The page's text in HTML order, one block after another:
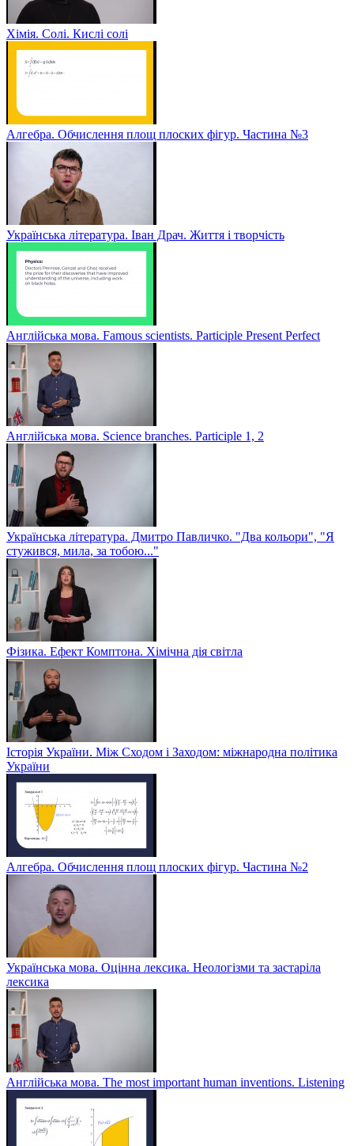
Хімія. Солі. Кислі солі
Алгебра. Обчислення площ плоских фігур. Частина №3
Українська література. Іван Драч. Життя і творчість
Англійська мова. Famous scientists. Participle Present Perfect
Англійська мова. Sсience branches. Participle 1, 2
Українська література. Дмитро Павличко. "Два кольори", "Я
стужився, мила, за тобою..."
Фізика. Ефект Комптона. Хімічна дія світла
Історія України. Між Сходом і Заходом: міжнародна політика
України
Алгебра. Обчислення площ плоских фігур. Частина №2
Українська мова. Оцінна лексика. Неологізми та застаріла
лексика
Англійська мова. The most important human inventions. Listening